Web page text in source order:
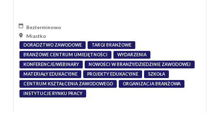
Bezterminowo
Miastko
DORADZTWO ZAWODOWE
TARGI BRANŻOWE
BRANŻOWE CENTRUM UMIEJĘTNOŚCI
WYDARZENIA
KONFERENCJE/WEBINARY
NOWOŚCI W BRANŻY/DZIEDZINIE ZAWODOWEJ
MATERIAŁY EDUKACYJNE
PROJEKTY EDUKACYJNE
SZKOŁA
CENTRUM KSZTAŁCENIA ZAWODOWEGO
ORGANIZACJA BRANŻOWA
INSTYTUCJE RYNKU PRACY